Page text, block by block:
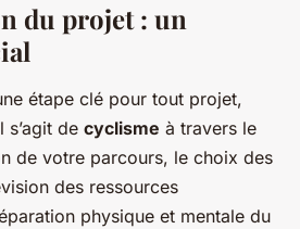
du projet : un
étape clé pour tout projet,
s’agit de cyclisme à travers le
de votre parcours, le choix des
des ressources
physique et mentale du